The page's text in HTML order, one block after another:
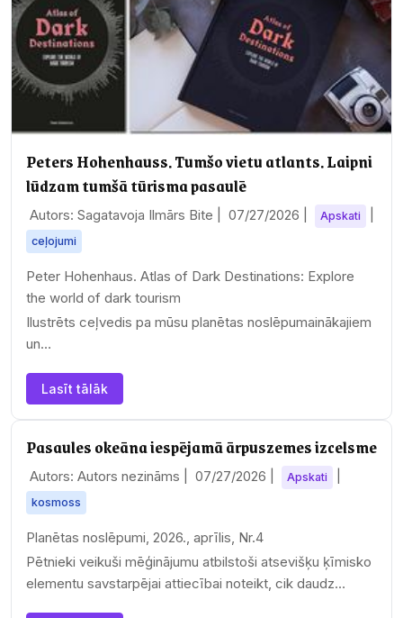
Peters Hohenhauss. Tumšo vietu atlants. Laipni
lūdzam tumšā tūrisma pasaulē
Autors: Sagatavoja Ilmārs Bite | 07/27/2026 Apskati
ceļojumi
Peter Hohenhaus. Atlas of Dark Destinations: Explore
the world of dark tourism
Ilustrēts ceļvedis pa mūsu planētas noslēpumainākajiem
un…
Lasīt tālāk
Pasaules okeāna iespējamā ārpuszemes izcelsme
Autors: Autors nezināms | 07/27/2026 Apskati
kosmoss
Planētas noslēpumi, 2026., aprīlis, Nr.4
Pētnieki veikuši mēģinājumu atbilstoši atsevišķu ķīmisko
elementu savstarpējai attiecībai noteikt, cik daudz…